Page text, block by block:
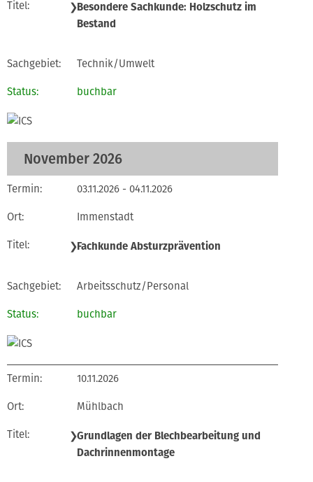
❯Besondere Sachkunde: Holzschutz im
Bestand
Technik/Umwelt
buchbar
November 2026
03.11.2026 - 04.11.2026
Immenstadt
❯Fachkunde Absturzprävention
Arbeitsschutz/Personal
buchbar
10.11.2026
Mühlbach
❯Grundlagen der Blechbearbeitung und
Dachrinnenmontage